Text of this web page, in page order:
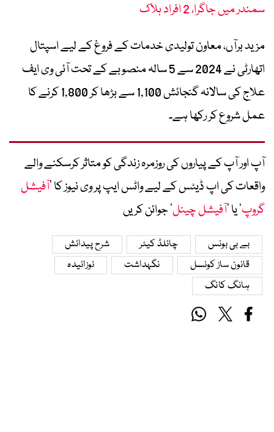
سمندر میں جاگرا، 2 افراد ہلاک
مزید برآں، معاون تولیدی خدمات کے فروغ کے لیے اسپتال
اتھارٹی نے 2024 سے 5 سالہ منصوبے کے تحت آئی وی ایف
علاج کی سالانہ گنجائش 1,100 سے بڑھا کر 1,800 کرنے کا
عمل شروع کر رکھا ہے۔
آپ اور آپ کے پیاروں کی روزمرہ زندگی کو متاثر کرسکنے والے
واقعات کی اپ ڈیٹس کے لیے واٹس ایپ پر وی نیوز کا ’آفیشل
گروپ‘ یا ’آفیشل چینل‘ جوائن کریں
بے بی بونس چائلڈ کیئر
شرح پیدائش
قانون ساز کونسل
نگہداشت
نوزائیدہ
ہانگ کانگ